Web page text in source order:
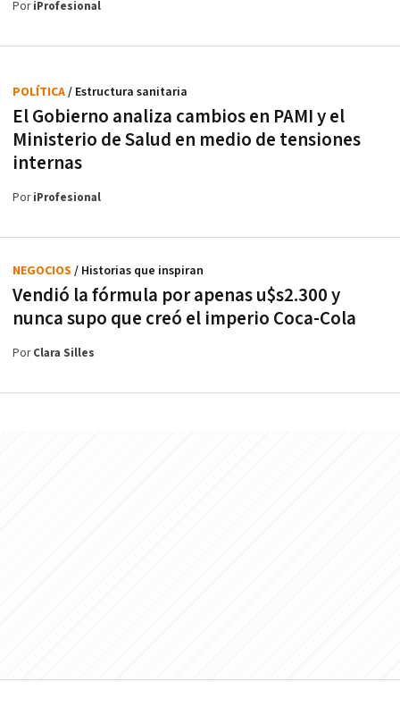
PoriProfesional
El Gobierno analiza cambios en PAMI y el
Ministerio de Salud en medio de tensiones
internas
POLÍTICA/ Estructura sanitaria
PoriProfesional
Vendió la fórmula por apenas u$s2.300 y
nunca supo que creó el imperio Coca-Cola
NEGOCIOS / Historias que inspiran
PorClara Silles